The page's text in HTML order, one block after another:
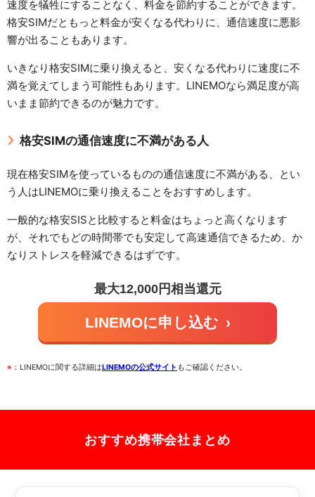
速度を犠牲にすることなく、料金を節約することができます。
格安SIMだともっと料金が安くなる代わりに、通信速度に悪影
響が出ることもあります。
いきなり格安SIMに乗り換えると、安くなる代わりに速度に不
満を覚えてしまう可能性もあります。LINEMOなら満足度が高
いまま節約できるのが魅力です。
格安SIMの通信速度に不満がある人
現在格安SIMを使っているものの通信速度に不満がある、とい
う人はLINEMOに乗り換えることをおすすめします。
一般的な格安SISと比較すると料金はちょっと高くなります
が、それでもどの時間帯でも安定して高速通信できるため、か
なりストレスを軽減できるはずです。
最大12,000円相当還元
LINEMOに申し込む ›
※ ：LINEMOに関する詳細はLINEMOの公式サイト もご確認ください。
おすすめ携帯会社まとめ